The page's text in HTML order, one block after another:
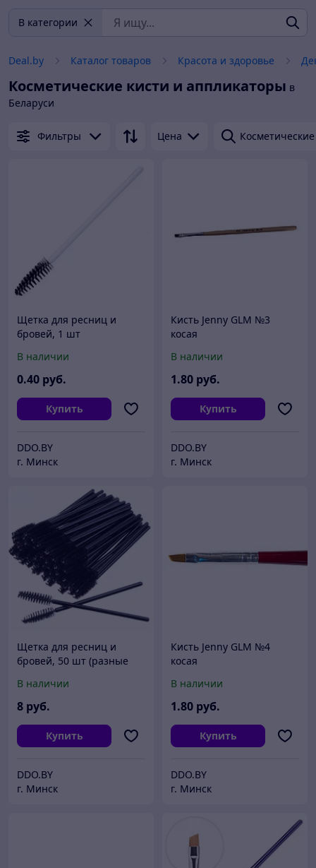
В категории
Deal.by Каталог товаров Красота и здоровье
Косметические кисти и аппликаторы в
Беларуси
Фильтры Цена
Щетка для ресниц и
бровей, 1 шт
В наличии
0.40 руб.
Купить
DDO.BY
г. Минск
Кисть Jenny GLM №3
косая
В наличии
1.80 руб.
Купить
DDO.BY
г. Минск
Щетка для ресниц и
бровей, 50 шт (разные
В наличии
8 руб.
Купить
DDO.BY
г. Минск
Кисть Jenny GLM №4
косая
В наличии
1.80 руб.
Купить
DDO.BY
г. Минск